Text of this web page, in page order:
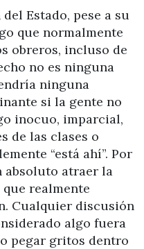
Estado, pese a su
que normalmente
obreros, incluso de
no es ninguna
ninguna
si la gente no
inocuo, imparcial,
de las clases o
“está ahí”. Por
absoluto atraer la
realmente
Cualquier discusión
algo fuera
pegar gritos dentro